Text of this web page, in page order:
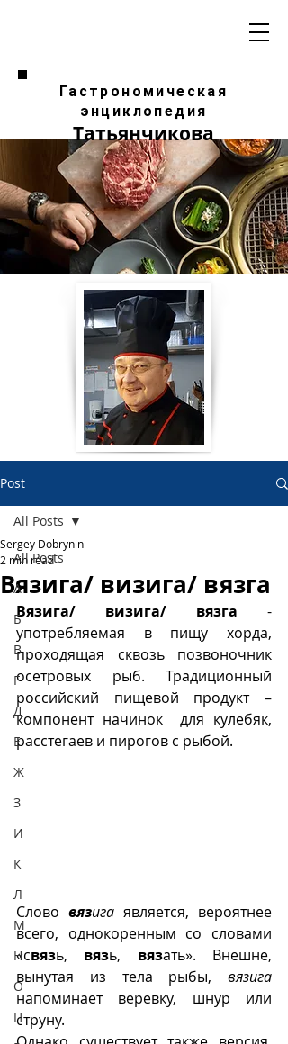
Гастрономическая
энциклопедия
Татьянчикова
Post
All Posts
А
Б
В
Г
Д
Е
Ж
З
И
К
Л
М
Н
О
П
All Posts
Вязига/ визига/ вязга
Sergey Dobrynin
2 min read
Вязига/ визига/ вязга -
употребляемая в пищу хорда,
проходящая сквозь позвоночник
осетровых рыб. Традиционный
российский пищевой продукт –
компонент начинок  для кулебяк,
расстегаев и пирогов с рыбой.
Слово вязига является, вероятнее
всего, однокоренным со словами
«связь, вязь, вязать». Внешне,
вынутая из тела рыбы, вязига
напоминает веревку, шнур или
струну.